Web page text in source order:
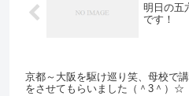
明日の五
です！
京都～大阪を駆け巡り笑、母校で
をさせてもらいました（＾3＾）☆